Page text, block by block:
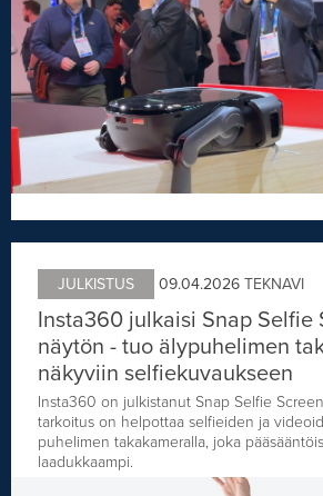
JULKISTUS 09.04.2026 TEKNAVI
Insta360 julkaisi Snap Selfie
näytön - tuo älypuhelimen
näkyviin selfiekuvaukseen
Insta360 on julkistanut Snap Selfie
tarkoitus on helpottaa selfieiden ja
puhelimen takakameralla, joka
laadukkaampi.